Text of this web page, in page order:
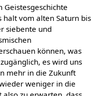
halt vom alten Saturn bis
siebente und
können, was
es wird uns
mehr in die Zukunft
weniger in die